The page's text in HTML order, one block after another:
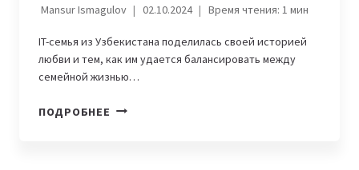
Mansur Ismagulov 02.10.2024 Время чтения: 1мин
IT-семья из Узбекистана поделилась своей историей
любви и тем, как им удается балансировать между
семейной жизнью…
ПОДРОБНЕЕ IT-